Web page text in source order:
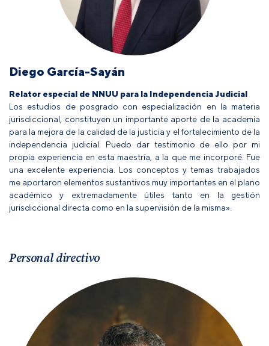
Diego García-Sayán
Relator especial de NNUU para la Independencia Judicial
Los estudios de posgrado con especialización en la materia
jurisdiccional, constituyen un importante aporte de la academia
para la mejora de la calidad de la justicia y el fortalecimiento de la
independencia judicial. Puedo dar testimonio de ello por mi
propia experiencia en esta maestría, a la que me incorporé. Fue
una excelente experiencia. Los conceptos y temas trabajados
me aportaron elementos sustantivos muy importantes en el plano
académico y extremadamente útiles tanto en la gestión
jurisdiccional directa como en la supervisión de la misma».
Personal directivo